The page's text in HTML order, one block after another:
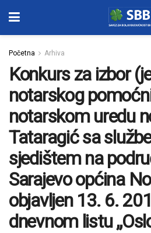
Početna Arhiva
Konkurs za izbor
notarskog
notarskom uredu
Tataragić sa
sjedištem na
Sarajevo općina
objavljen 13. 6.
dnevnom listu